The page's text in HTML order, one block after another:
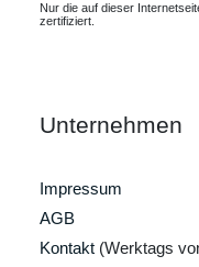
Nur die auf dieser
zertifiziert.
Unternehmen
Impressum
AGB
Kontakt (Werktags